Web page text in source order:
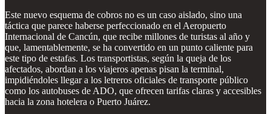
Este nuevo esquema de cobros no es un caso aislado, sino una
táctica que parece haberse perfeccionado en el Aeropuerto
Internacional de Cancún, que recibe millones de turistas al año y
que, lamentablemente, se ha convertido en un punto caliente para
este tipo de estafas. Los transportistas, según la queja de los
afectados, abordan a los viajeros apenas pisan la terminal,
impidiéndoles llegar a los letreros oficiales de transporte público
como los autobuses de ADO, que ofrecen tarifas claras y accesibles
hacia la zona hotelera o Puerto Juárez.